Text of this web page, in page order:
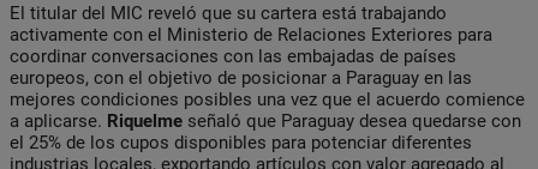
El titular del MIC reveló que su cartera está trabajando
activamente con el Ministerio de Relaciones Exteriores para
coordinar conversaciones con las embajadas de países
europeos, con el objetivo de posicionar a Paraguay en las
mejores condiciones posibles una vez que el acuerdo comience
a aplicarse. Riquelme señaló que Paraguay desea quedarse con
el 25% de los cupos disponibles para potenciar diferentes
industrias locales, exportando artículos con valor agregado al